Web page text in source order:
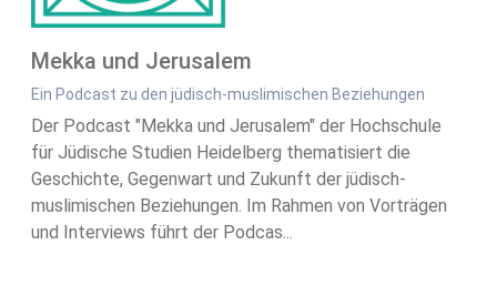
Mekka und Jerusalem
Ein Podcast zu den jüdisch-muslimischen Beziehungen
Der Podcast "Mekka und Jerusalem" der Hochschule
für Jüdische Studien Heidelberg thematisiert die
Geschichte, Gegenwart und Zukunft der jüdisch-
muslimischen Beziehungen. Im Rahmen von Vorträgen
und Interviews führt der Podcas...